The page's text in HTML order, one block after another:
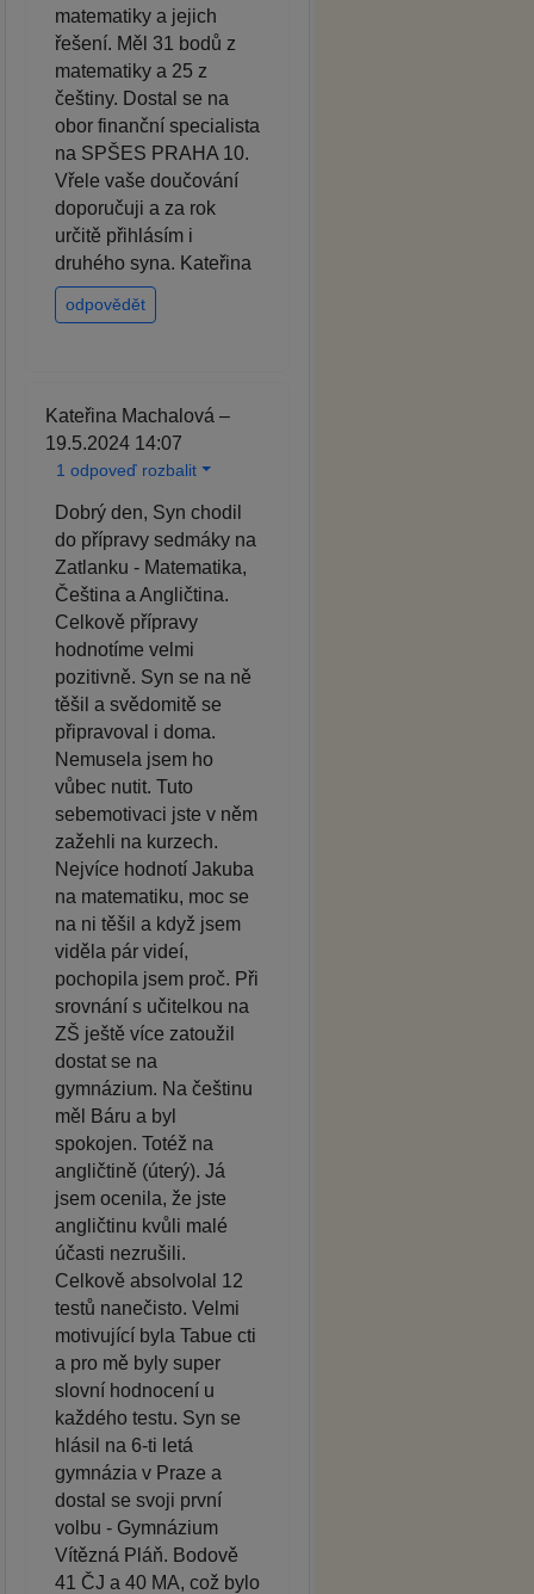
matematiky a jejich
řešení. Měl 31 bodů z
matematiky a 25 z
češtiny. Dostal se na
obor finanční specialista
na SPŠES PRAHA 10.
Vřele vaše doučování
doporučuji a za rok
určitě přihlásím i
druhého syna. Kateřina
odpovědět
Kateřina Machalová –
19.5.2024 14:07
1 odpoveď rozbalit
Dobrý den, Syn chodil
do přípravy sedmáky na
Zatlanku - Matematika,
Čeština a Angličtina.
Celkově přípravy
hodnotíme velmi
pozitivně. Syn se na ně
těšil a svědomitě se
připravoval i doma.
Nemusela jsem ho
vůbec nutit. Tuto
sebemotivaci jste v něm
zažehli na kurzech.
Nejvíce hodnotí Jakuba
na matematiku, moc se
na ni těšil a když jsem
viděla pár videí,
pochopila jsem proč. Při
srovnání s učitelkou na
ZŠ ještě více zatoužil
dostat se na
gymnázium. Na češtinu
měl Báru a byl
spokojen. Totéž na
angličtině (úterý). Já
jsem ocenila, že jste
angličtinu kvůli malé
účasti nezrušili.
Celkově absolvolal 12
testů nanečisto. Velmi
motivující byla Tabue cti
a pro mě byly super
slovní hodnocení u
každého testu. Syn se
hlásil na 6-ti letá
gymnázia v Praze a
dostal se svoji první
volbu - Gymnázium
Vítězná Pláň. Bodově
41 ČJ a 40 MA, což bylo